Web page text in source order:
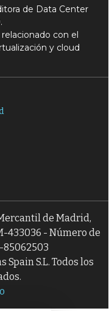
de Data Center
con el
y cloud
de Madrid,
433036 - Número de
S.L. Todos los